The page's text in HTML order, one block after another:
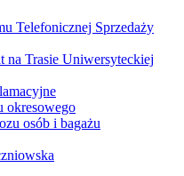
Telefonicznej Sprzedaży
na Trasie Uniwersyteckiej
okresowego
osób i bagażu